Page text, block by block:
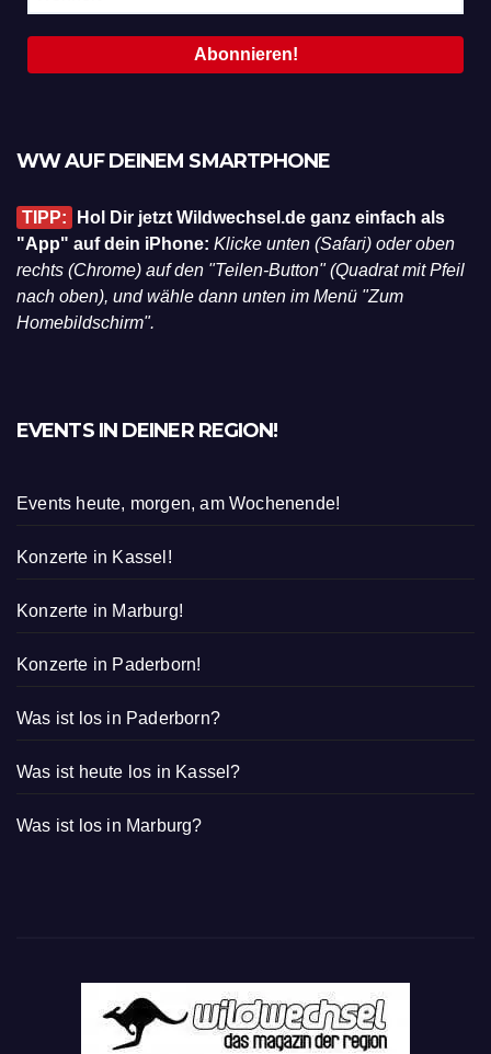
WW AUF DEINEM SMARTPHONE
TIPP:
Hol Dir jetzt Wildwechsel.de ganz einfach als
"App" auf dein iPhone: Klicke unten (Safari) oder oben
rechts (Chrome) auf den "Teilen-Button" (Quadrat mit Pfeil
nach oben), und wähle dann unten im Menü "Zum
Homebildschirm".
EVENTS IN DEINER REGION!
Events heute, morgen, am Wochenende!
Konzerte in Kassel!
Konzerte in Marburg!
Konzerte in Paderborn!
Was ist los in Paderborn?
Was ist heute los in Kassel?
Was ist los in Marburg?